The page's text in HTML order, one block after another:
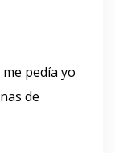
pedía yo
de